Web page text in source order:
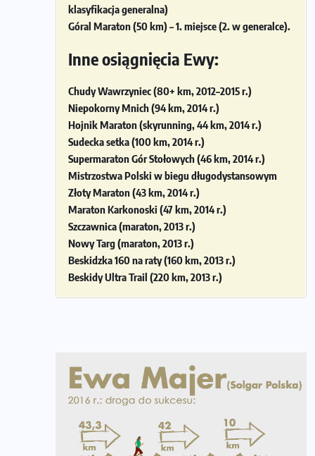
klasyfikacja generalna)
Góral Maraton (50 km) – 1. miejsce (2. w generalce).
Inne osiągnięcia Ewy:
Chudy Wawrzyniec (80+ km, 2012–2015 r.)
Niepokorny Mnich (94 km, 2014 r.)
Hojnik Maraton (skyrunning, 44 km, 2014 r.)
Sudecka setka (100 km, 2014 r.)
Supermaraton Gór Stołowych (46 km, 2014 r.)
Mistrzostwa Polski w biegu długodystansowym
Złoty Maraton (43 km, 2014 r.)
Maraton Karkonoski (47 km, 2014 r.)
Szczawnica (maraton, 2013 r.)
Nowy Targ (maraton, 2013 r.)
Beskidzka 160 na raty (160 km, 2013 r.)
Beskidy Ultra Trail (220 km, 2013 r.)